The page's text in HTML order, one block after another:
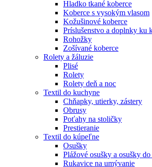
Hladko tkané koberce
Koberce s vysokým vlasom
Kožušinové koberce
Príslušenstvo a doplnky ku
Rohožky
Zošívané koberce
Rolety a žáluzie
Plisé
Rolety
Rolety deň a noc
Textil do kuchyne
Chňapky, utierky, zástery
Obrusy
Poťahy na stoličky
Prestieranie
Textil do kúpeľne
Osušky
Plážové osušky a osušky
Rukavice na umývanie